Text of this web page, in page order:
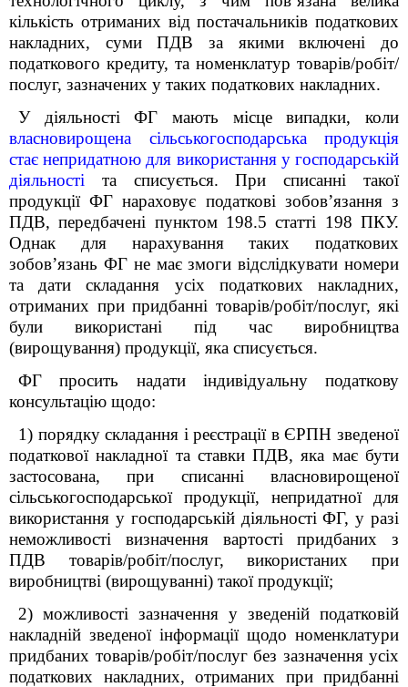
кількість отриманих від постачальників податкових
накладних, суми ПДВ за якими включені до
податкового кредиту, та номенклатур товарів/робіт/
послуг, зазначених у таких податкових накладних.
У діяльності ФГ мають місце випадки, коли
власновирощена сільськогосподарська продукція
стає непридатною для використання у господарській
діяльності та списується. При списанні такої
продукції ФГ нараховує податкові зобов’язання з
ПДВ, передбачені пунктом 198.5 статті 198 ПКУ.
Однак для нарахування таких податкових
зобов’язань ФГ не має змоги відслідкувати номери
та дати складання усіх податкових накладних,
отриманих при придбанні товарів/робіт/послуг, які
були використані під час виробництва
(вирощування) продукції, яка списується.
ФГ просить надати індивідуальну податкову
консультацію щодо:
1) порядку складання і реєстрації в ЄРПН зведеної
податкової накладної та ставки ПДВ, яка має бути
застосована, при списанні власновирощеної
сільськогосподарської продукції, непридатної для
використання у господарській діяльності ФГ, у разі
неможливості визначення вартості придбаних з
ПДВ товарів/робіт/послуг, використаних при
виробництві (вирощуванні) такої продукції;
2) можливості зазначення у зведеній податковій
накладній зведеної інформації щодо номенклатури
придбаних товарів/робіт/послуг без зазначення усіх
податкових накладних, отриманих при придбанні